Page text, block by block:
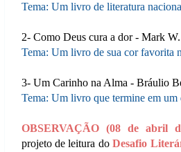
Tema: Um livro de literatura
2- Como Deus cura a dor - Mark
Tema: Um livro de sua cor favorita
3- Um Carinho na Alma - Bráulio
Tema: Um livro que termine em um
OBSERVAÇÃO (08 de abril
projeto de leitura doDesafio